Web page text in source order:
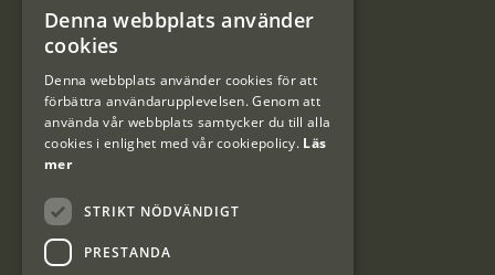
#Interjaktfamily
Kundklubb
Information om kundklubben.
SWEDISH
Denna webbplats använder
cookies
Denna webbplats använder cookies för att
förbättra användarupplevelsen. Genom att
använda vår webbplats samtycker du till alla
cookies i enlighet med vår cookiepolicy. Läs
mer
STRIKT NÖDVÄNDIGT
PRESTANDA